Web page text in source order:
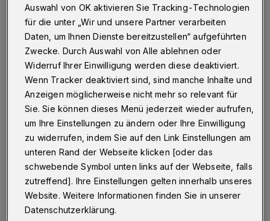
Foto: Barbara Herfurth-Schlömer
Von Sabine Damaschke
M it den Worten „Gib‘ mir die Schlüssel.
Ich bekomme das hin“, fing vor 34
Jahren alles an. Johann Stamp war als Küster
für das mehrgeschossige Gemeindehaus am
Mühlenweg der Kirchengemeinde Gemarke
eingestellt worden. Doch an eine Einarbeitung
Auswahl von OK aktivieren Sie Tracking-Technologien
für die unter „Wir und unsere Partner verarbeiten
Daten, um Ihnen Dienste bereitzustellen“ aufgeführten
Zwecke. Durch Auswahl von Alle ablehnen oder
Widerruf Ihrer Einwilligung werden diese deaktiviert.
Wenn Tracker deaktiviert sind, sind manche Inhalte und
Anzeigen möglicherweise nicht mehr so relevant für
Sie. Sie können dieses Menü jederzeit wieder aufrufen,
um Ihre Einstellungen zu ändern oder Ihre Einwilligung
zu widerrufen, indem Sie auf den Link Einstellungen am
unteren Rand der Webseite klicken [oder das
schwebende Symbol unten links auf der Webseite, falls
zutreffend]. Ihre Einstellungen gelten innerhalb unseres
Website. Weitere Informationen finden Sie in unserer
Datenschutzerklärung.